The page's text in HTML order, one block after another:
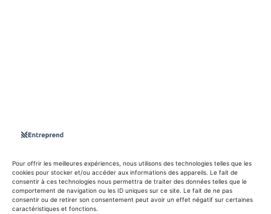
Pour offrir les meilleures expériences, nous utilisons des technologies telles que les
cookies pour stocker et/ou accéder aux informations des appareils. Le fait de
consentir à ces technologies nous permettra de traiter des données telles que le
comportement de navigation ou les ID uniques sur ce site. Le fait de ne pas
consentir ou de retirer son consentement peut avoir un effet négatif sur certaines
caractéristiques et fonctions.
info@entreprend.net